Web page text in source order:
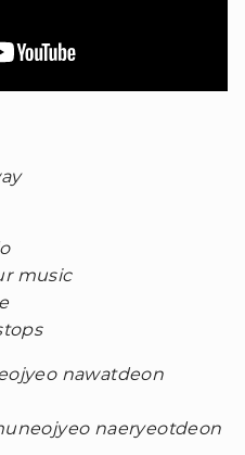
music
nawatdeon
naeryeotdeon